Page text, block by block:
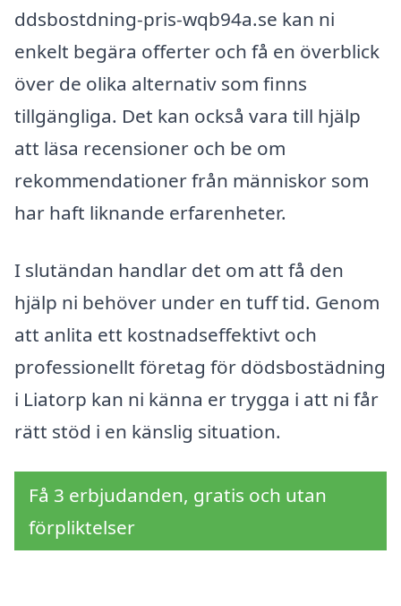
ddsbostdning-pris-wqb94a.se kan ni
enkelt begära offerter och få en överblick
över de olika alternativ som finns
tillgängliga. Det kan också vara till hjälp
att läsa recensioner och be om
rekommendationer från människor som
har haft liknande erfarenheter.
I slutändan handlar det om att få den
hjälp ni behöver under en tuff tid. Genom
att anlita ett kostnadseffektivt och
professionellt företag för dödsbostädning
i Liatorp kan ni känna er trygga i att ni får
rätt stöd i en känslig situation.
Få 3 erbjudanden, gratis och utan
förpliktelser